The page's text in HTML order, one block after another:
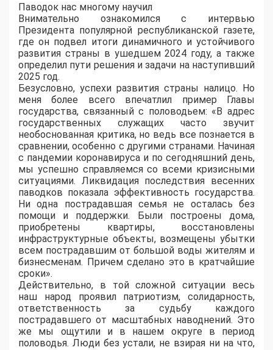
Паводок нас многому научил
Внимательно ознакомился с интервью
Президента популярной республиканской газете,
где он подвел итоги динамичного и устойчивого
развития страны в ушедшем 2024 году, а также
определил пути решения и задачи на наступивший
2025 год.
Безусловно, успехи развития страны налицо. Но
меня более всего впечатлил пример Главы
государства, связанный с половодьем: «В адрес
государственных служащих часто звучит
необоснованная критика, но ведь все познается в
сравнении, особенно с другими странами. Начиная
с пандемии коронавируса и по сегодняшний день,
мы успешно справляемся со всеми кризисными
ситуациями. Ликвидация последствия весенних
паводков показала эффективность государства.
Ни одна пострадавшая семья не осталась без
помощи и поддержки. Были построены дома,
приобретены квартиры, восстановлены
инфраструктурные объекты, возмещены убытки
всем пострадавшим от большой воды жителям и
бизнесменам. Причем сделано это в кратчайшие
сроки».
Действительно, в той сложной ситуации весь
наш народ проявил патриотизм, солидарность,
ответственность за судьбу каждого
пострадавшего от масштабных наводнений. Это
же мы ощутили и в нашем округе в период
половодья. Люди без устали, не взирая ни на что,